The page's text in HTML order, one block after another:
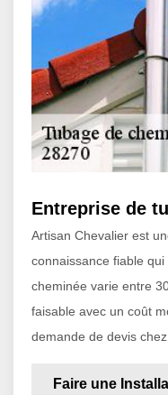
Entreprise de
Artisan Chevalier est
connaissance fiable
cheminée varie entre
faisable avec un coût
demande de devis
Faire une